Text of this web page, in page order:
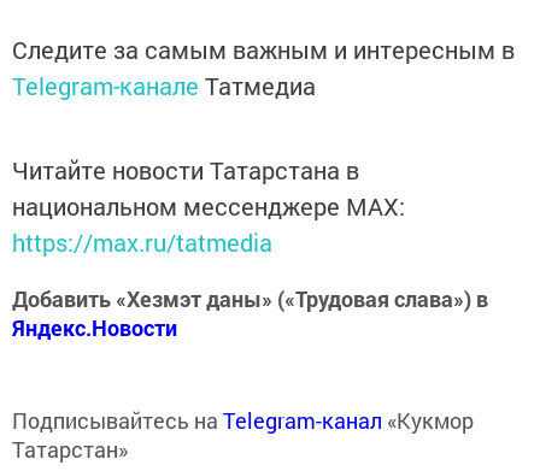
Следите за самым важным и интересным в
Telegram-канале Татмедиа
Читайте новости Татарстана в
национальном мессенджере MАХ:
https://max.ru/tatmedia
Добавить «Хезмэт даны» («Трудовая слава») в
Яндекс.Новости
Подписывайтесь на Telegram-канал «Кукмор
Татарстан»